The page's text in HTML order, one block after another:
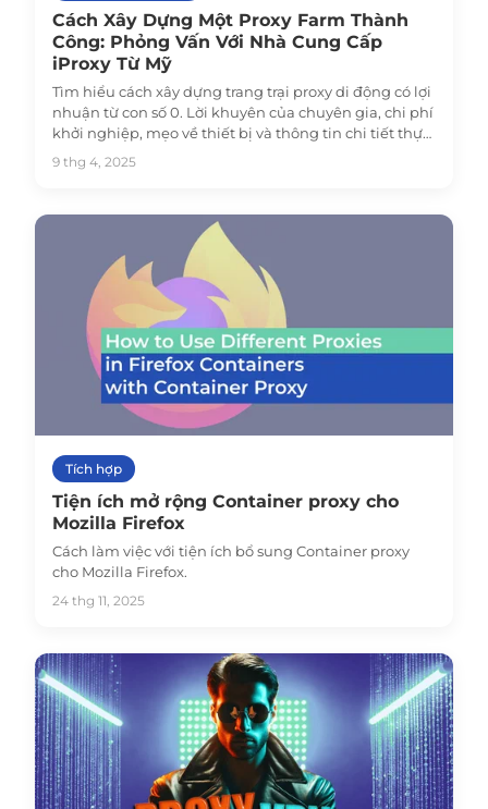
Cách Xây Dựng Một Proxy Farm Thành
Công: Phỏng Vấn Với Nhà Cung Cấp
iProxy Từ Mỹ
Tìm hiểu cách xây dựng trang trại proxy di động có lợi
nhuận từ con số 0. Lời khuyên của chuyên gia, chi phí
khởi nghiệp, mẹo về thiết bị và thông tin chi tiết thực
tế từ người bán iProxy đáng tin cậy tại Hoa Kỳ — tất cả
trong một hướng dẫn.
9 thg 4, 2025
Tích hợp
Tiện ích mở rộng Container proxy cho
Mozilla Firefox
Cách làm việc với tiện ích bổ sung Container proxy
cho Mozilla Firefox.
24 thg 11, 2025